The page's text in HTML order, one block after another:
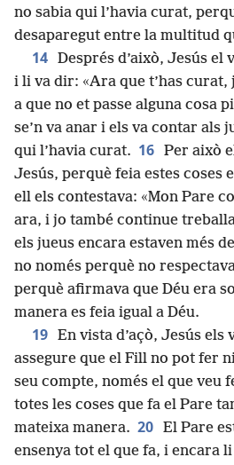
no sabia qui l’havia curat,
desaparegut entre la multitud
14 Després d’això, Jesús
i li va dir: «Ara que t’has curat,
a que no et passe alguna cosa
se’n va anar i els va contar als
qui l’havia curat. 16 Per això
Jesús, perquè feia estes coses
ell els contestava: «Mon Pare
ara, i jo també continue
els jueus encara estaven més
no només perquè no
perquè afirmava que Déu era
manera es feia igual a Déu.
19 En vista d’açò, Jesús els
assegure que el Fill no pot fer
seu compte, només el que veu
totes les coses que fa el Pare
mateixa manera. 20 El Pare
ensenya tot el que fa, i encara